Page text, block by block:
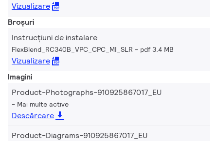
Vizualizare
Broșuri
Instrucțiuni de instalare
FlexBlend_RC340B_VPC_CPC_MI_SLR pdf 3.4 MB
Vizualizare
Imagini
Product-Photographs-910925867017_EU
Mai multe active
Descărcare
Product-Diagrams-910925867017_EU